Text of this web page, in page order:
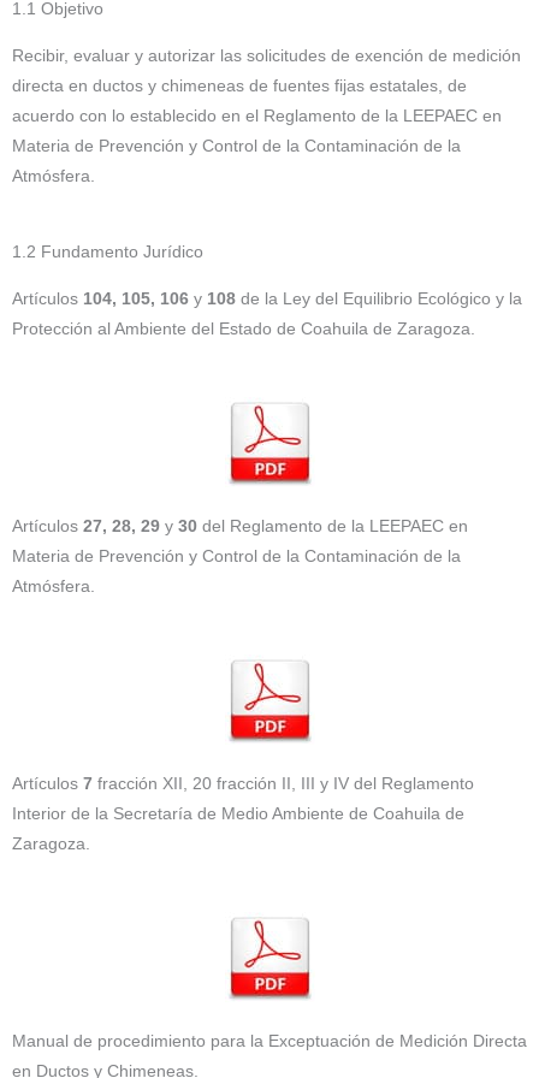
1.1 Objetivo
Recibir, evaluar y autorizar las solicitudes de exención de medición
directa en ductos y chimeneas de fuentes fijas estatales, de
acuerdo con lo establecido en el Reglamento de la LEEPAEC en
Materia de Prevención y Control de la Contaminación de la
Atmósfera.
1.2 Fundamento Jurídico
Artículos 104, 105, 106 y 108 de la Ley del Equilibrio Ecológico y la
Protección al Ambiente del Estado de Coahuila de Zaragoza.
Artículos 27, 28, 29 y 30 del Reglamento de la LEEPAEC en
Materia de Prevención y Control de la Contaminación de la
Atmósfera.
Artículos 7 fracción XII, 20 fracción II, III y IV del Reglamento
Interior de la Secretaría de Medio Ambiente de Coahuila de
Zaragoza.
Manual de procedimiento para la Exceptuación de Medición Directa
en Ductos y Chimeneas.